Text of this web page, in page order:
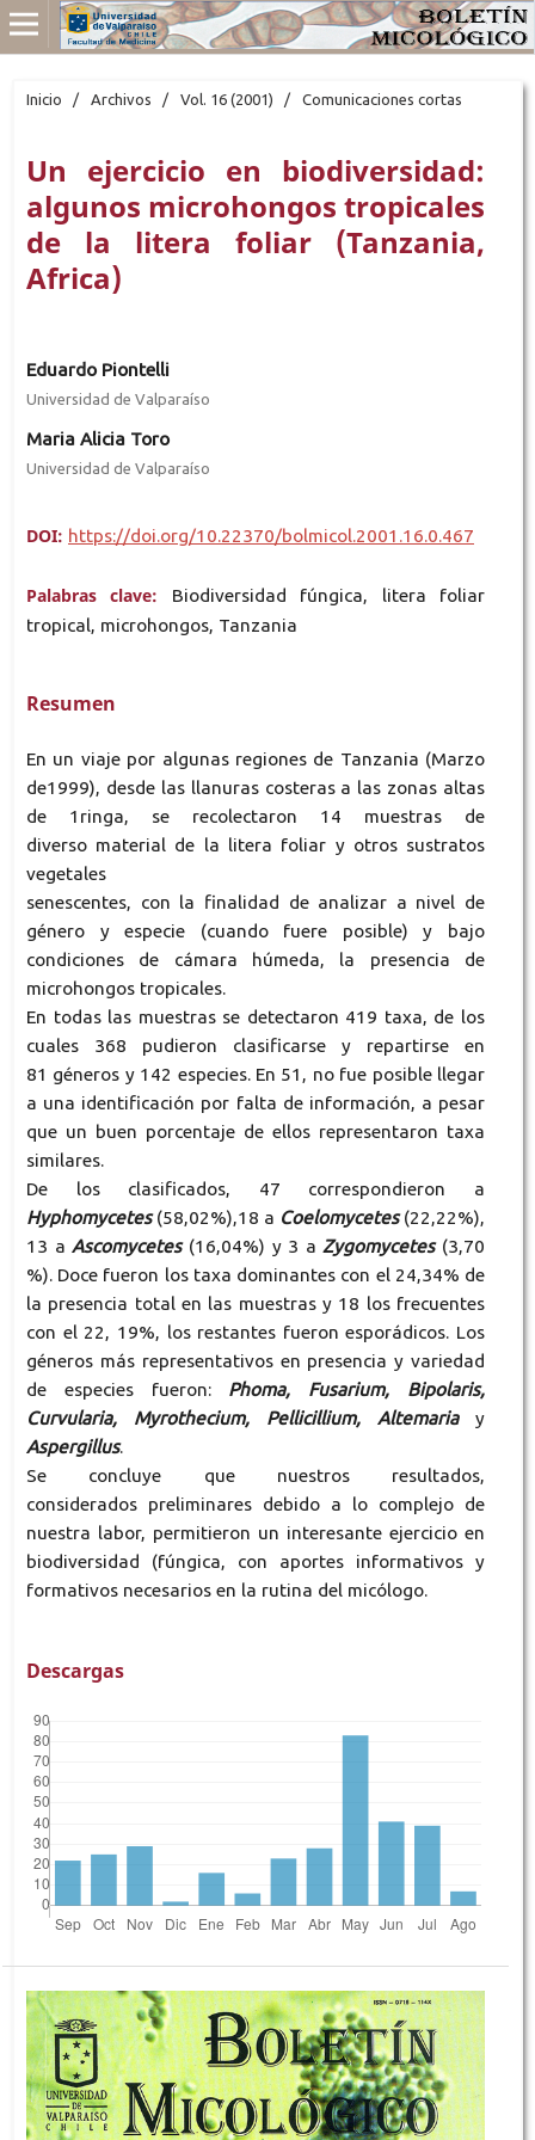
Inicio / Archivos / Vol. 16 (2001) / Comunicaciones cortas
Un ejercicio en biodiversidad:
algunos microhongos tropicales
de la litera foliar (Tanzania,
Africa)
Eduardo Piontelli
Universidad de Valparaíso
Maria Alicia Toro
Universidad de Valparaíso
DOI: https://doi.org/10.22370/bolmicol.2001.16.0.467
Palabras clave:
Biodiversidad fúngica, litera foliar
tropical, microhongos, Tanzania
Resumen
En un viaje por algunas regiones de Tanzania (Marzo
de1999), desde las llanuras costeras a las zonas altas
de 1ringa, se recolectaron 14 muestras de
diverso material de la litera foliar y otros sustratos
vegetales
senescentes, con la finalidad de analizar a nivel de
género y especie (cuando fuere posible) y bajo
condiciones de cámara húmeda, la presencia de
microhongos tropicales.
En todas las muestras se detectaron 419 taxa, de los
cuales 368 pudieron clasificarse y repartirse en
81 géneros y 142 especies. En 51, no fue posible llegar
a una identificación por falta de información, a pesar
que un buen porcentaje de ellos representaron taxa
similares.
De los clasificados, 47 correspondieron a
Hyphomycetes(58,02%),18 a Coelomycetes(22,22%),
13 aAscomycetes(16,04%) y 3 aZygomycetes(3,70
%). Doce fueron los taxa dominantes con el 24,34% de
la presencia total en las muestras y 18 los frecuentes
con el 22, 19%, los restantes fueron esporádicos. Los
géneros más representativos en presencia y variedad
de especies fueron: Phoma, Fusarium, Bipolaris,
Curvularia, Myrothecium, Pellicillium, Altemariay
Aspergillus.
Se concluye que nuestros resultados,
considerados preliminares debido a lo complejo de
nuestra labor, permitieron un interesante ejercicio en
biodiversidad (fúngica, con aportes informativos y
formativos necesarios en la rutina del micólogo.
Descargas